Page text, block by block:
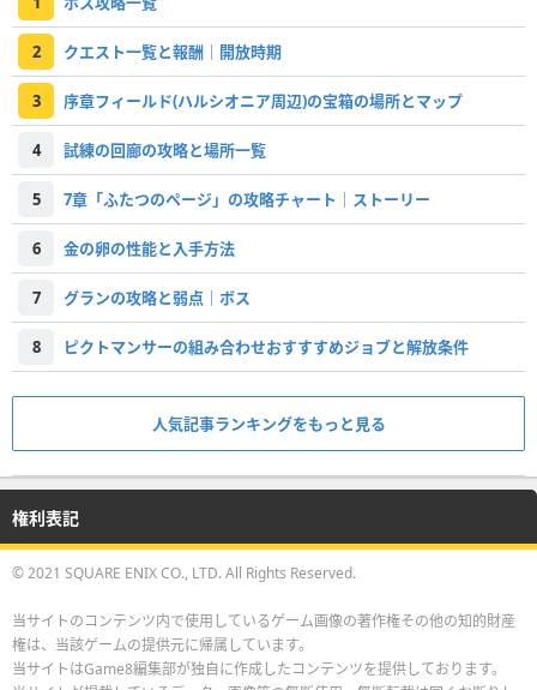
2 クエスト一覧と報酬｜開放時期
3 序章フィールド(ハルシオニア周辺)の宝箱の場所とマップ
4 試練の回廊の攻略と場所一覧
5 7章「ふたつのページ」の攻略チャート｜ストーリー
6 金の卵の性能と入手方法
7 グランの攻略と弱点｜ボス
8 ピクトマンサーの組み合わせおすすすめジョブと解放条件
人気記事ランキングをもっと見る
権利表記
© 2021 SQUARE ENIX CO., LTD. All Rights Reserved.
当サイトのコンテンツ内で使用しているゲーム画像の著作権その他の知的財産
権は、当該ゲームの提供元に帰属しています。
当サイトはGame8編集部が独自に作成したコンテンツを提供しております。